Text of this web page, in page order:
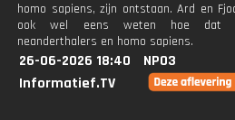
homo sapiens, zijn ontstaan. Ard en
ook wel eens weten hoe dat
neanderthalers en homo sapiens.
26-06-2026 18:40
NPO3
Informatief.TV